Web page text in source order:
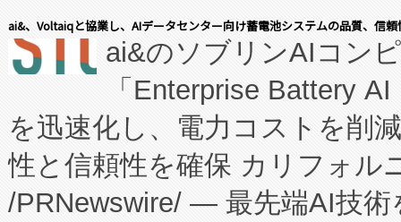
表しました。 同社の実績ある
manufacturing™ (FCCM™) プ
たNeXは、バイオ医薬品製造
従来のフェッドバッチ施設の
に、患者やサプライチェーン
キー方式で拡張性が高く、持
ai&、Voltaiqと協業し、AIデータセンター向け蓄電池システムの品質、信
ai&のソブリンAIコン
「Enterprise Battery
を迅速化し、電力コストを削
性と信頼性を確保 カリフォル
/PRNewswire/ — 最先端AI技術